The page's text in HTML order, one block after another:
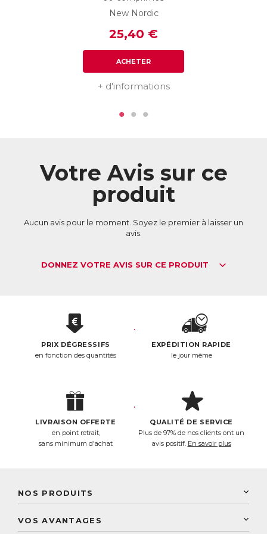
New Nordic
25,40 €
ACHETER
+ d'informations
Votre Avis sur ce
produit
Aucun avis pour le moment. Soyez le premier à laisser un
avis.
DONNEZ VOTRE AVIS SUR CE PRODUIT
PRIX DÉGRESSIFS
en fonction des quantités
EXPÉDITION RAPIDE
le jour même
LIVRAISON OFFERTE
en point retrait,
sans minimum d'achat
QUALITÉ DE SERVICE
Plus de 97% de nos clients ont un
avis positif. En savoir plus
NOS PRODUITS
VOS AVANTAGES